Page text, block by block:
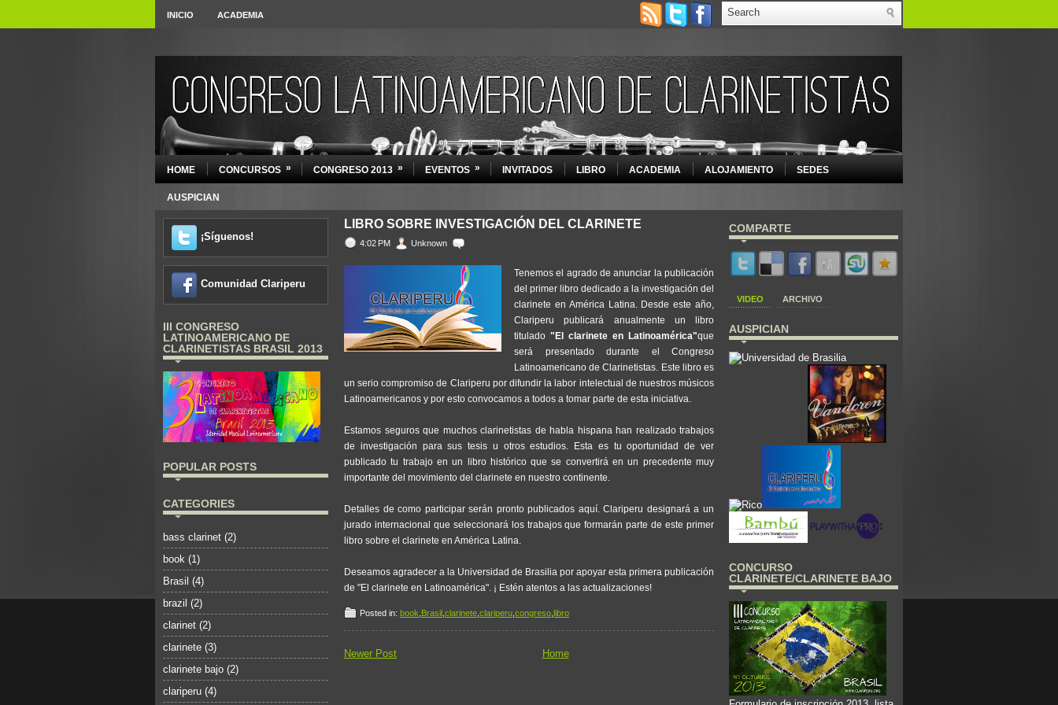
INICIO ACADEMIA
HOME CONCURSOS » CONGRESO 2013 » EVENTOS » INVITADOS LIBRO ACADEMIA ALOJAMIENTO SEDES
AUSPICIAN
¡Síguenos!
Comunidad Clariperu
III CONGRESO
LATINOAMERICANO DE
CLARINETISTAS BRASIL 2013
POPULAR POSTS
CATEGORIES
bass clarinet (2)
book (1)
Brasil (4)
brazil (2)
clarinet (2)
clarinete (3)
clarinete bajo (2)
clariperu (4)
LIBRO SOBRE INVESTIGACIÓN DEL CLARINETE
4:02 PM Unknown
Tenemos el agrado de anunciar la publicación
del primer libro dedicado a la investigación del
clarinete en América Latina. Desde este año,
Clariperu publicará anualmente un libro
titulado "El clarinete en Latinoamérica"que
será presentado durante el Congreso
Latinoamericano de Clarinetistas. Este libro es
un serio compromiso de Clariperu por difundir la labor intelectual de nuestros músicos
Latinoamericanos y por esto convocamos a todos a tomar parte de esta iniciativa.
Estamos seguros que muchos clarinetistas de habla hispana han realizado trabajos
de investigación para sus tesis u otros estudios. Esta es tu oportunidad de ver
publicado tu trabajo en un libro histórico que se convertirá en un precedente muy
importante del movimiento del clarinete en nuestro continente.
Detalles de como participar serán pronto publicados aquí. Clariperu designará a un
jurado internacional que seleccionará los trabajos que formarán parte de este primer
libro sobre el clarinete en América Latina.
Deseamos agradecer a la Universidad de Brasilia por apoyar esta primera publicación
de "El clarinete en Latinoamérica". ¡ Estén atentos a las actualizaciones!
Posted in: book Brasil clarinete clariperu congreso libro
Newer Post Home
COMPARTE
VIDEO ARCHIVO
AUSPICIAN
CONCURSO
CLARINETE/CLARINETE BAJO